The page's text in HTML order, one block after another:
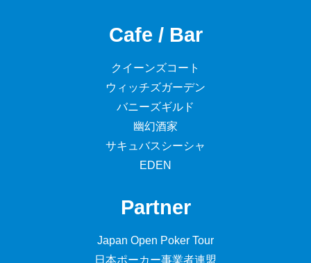
Cafe / Bar
クイーンズコート
ウィッチズガーデン
バニーズギルド
幽幻酒家
サキュバスシーシャ
EDEN
Partner
Japan Open Poker Tour
日本ポーカー事業者連盟